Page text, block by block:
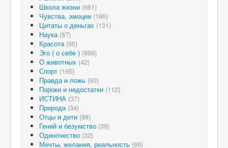
Школа жизни (661)
Чувства, эмоции (166)
Цитаты о деньгах (131)
Наука (87)
Красота (95)
Эго ( о себе ) (899)
О животных (42)
Спорт (165)
Правда и ложь (93)
Пороки и недостатки (112)
ИСТИНА (37)
Природа (34)
Отцы и дети (88)
Гений и безумство (39)
Одиночество (32)
Мечты, желания, реальность (69)